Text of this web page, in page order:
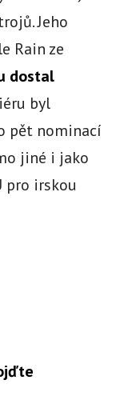
Jeho
Rain ze
dostal
byl
pět nominací
jiné i jako
pro irskou